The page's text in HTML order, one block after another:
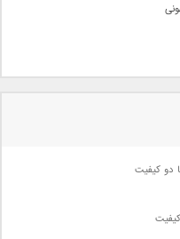
دو کیفیت